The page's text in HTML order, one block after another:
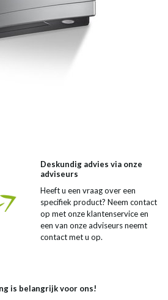
Deskundig advies via onze
adviseurs
Heeft u een vraag over een
specifiek product? Neem contact
op met onze klantenservice en
een van onze adviseurs neemt
contact met u op.
is belangrijk voor ons!